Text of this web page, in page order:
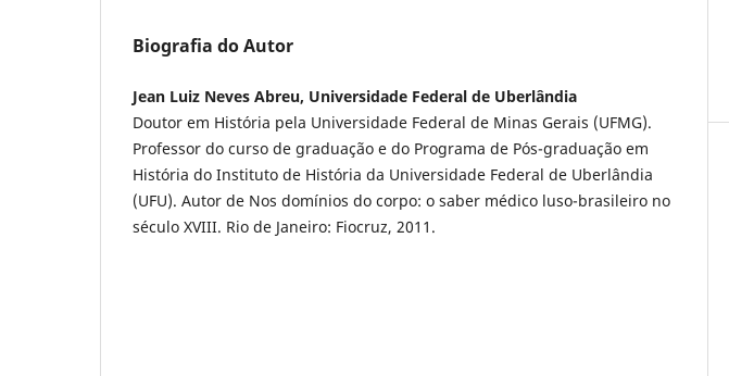
Biografia do Autor
Jean Luiz Neves Abreu, Universidade Federal de Uberlândia
Doutor em História pela Universidade Federal de Minas Gerais (UFMG).
Professor do curso de graduação e do Programa de Pós-graduação em
História do Instituto de História da Universidade Federal de Uberlândia
(UFU). Autor de Nos domínios do corpo: o saber médico luso-brasileiro no
século XVIII. Rio de Janeiro: Fiocruz, 2011.